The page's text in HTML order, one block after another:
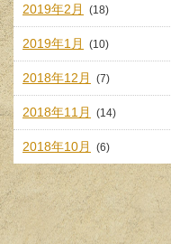
2019年2月 (18)
2019年1月 (10)
2018年12月 (7)
2018年11月 (14)
2018年10月 (6)